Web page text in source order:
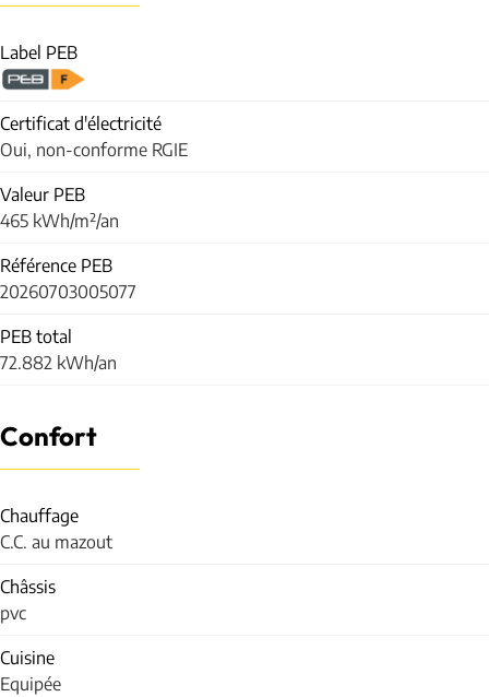
Label PEB
Certificat d'électricité
Oui, non-conforme RGIE
Valeur PEB
465 kWh/m²/an
Référence PEB
20260703005077
PEB total
72.882 kWh/an
Confort
Chauffage
C.C. au mazout
Châssis
pvc
Cuisine
Equipée